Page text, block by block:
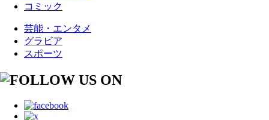
コミック
芸能・エンタメ
グラビア
スポーツ